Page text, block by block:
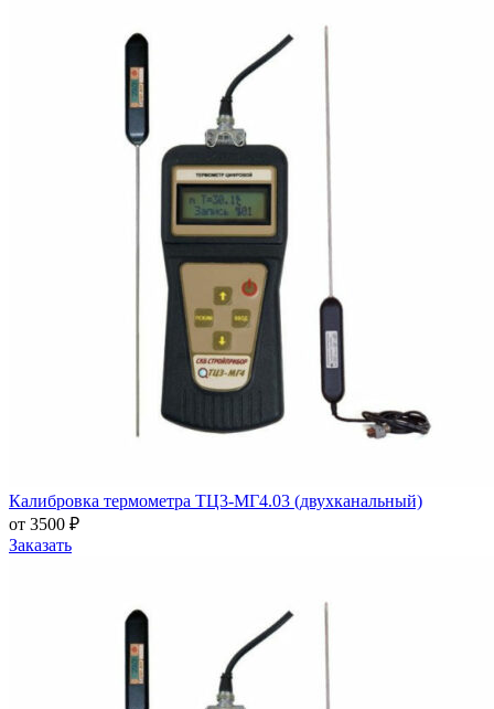
Калибровка термометра ТЦ3-МГ4.03 (двухканальный)
от 3500 ₽
Заказать